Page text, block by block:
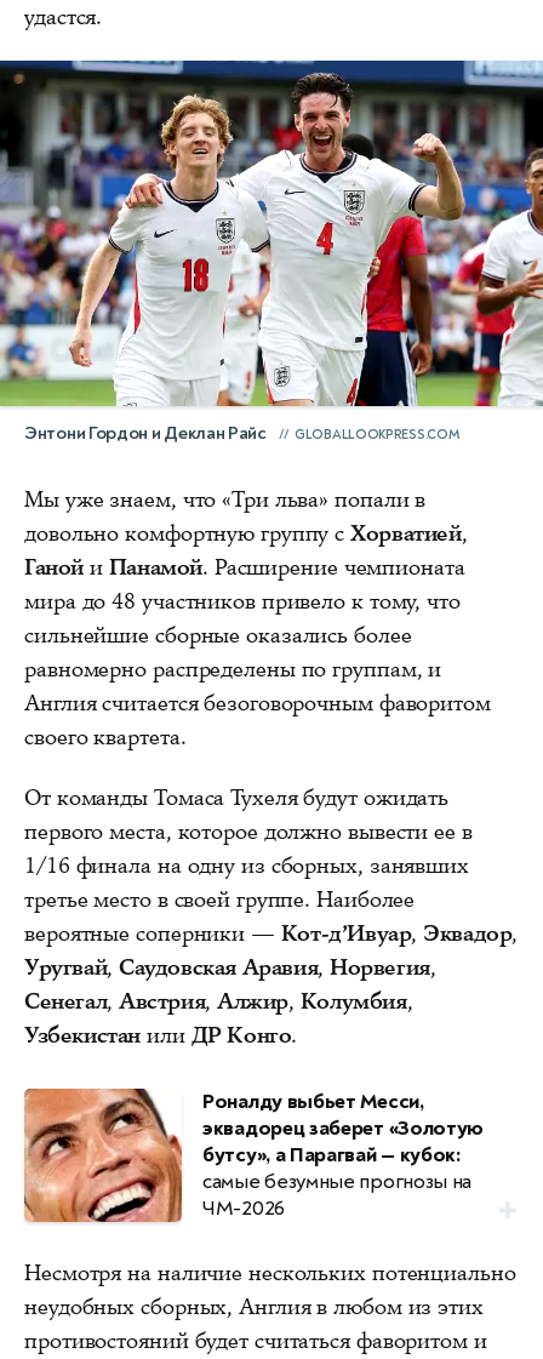
удастся.
Энтони Гордон и Деклан Райс GLOBALLOOKPRESS.COM
Мы уже знаем, что «Три льва» попали в
довольно комфортную группу сХорватией,
Ганой и Панамой. Расширение чемпионата
мира до 48 участников привело к тому, что
сильнейшие сборные оказались более
равномерно распределены по группам, и
Англия считается безоговорочным фаворитом
своего квартета.
От команды Томаса Тухеля будут ожидать
первого места, которое должно вывести ее в
1/16 финала на одну из сборных, занявших
третье место в своей группе. Наиболее
вероятные соперники — Кот-д’Ивуар, Эквадор,
Уругвай,Саудовская Аравия,Норвегия,
Сенегал,Австрия,Алжир, Колумбия,
Узбекистан или ДР Конго.
Роналду выбьет Месси,
эквадорец заберет «Золотую
бутсу», а Парагвай — кубок:
самые безумные прогнозы на
ЧМ-2026
Несмотря на наличие нескольких потенциально
неудобных сборных, Англия в любом из этих
противостояний будет считаться фаворитом и